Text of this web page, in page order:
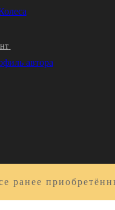
автора
ранее